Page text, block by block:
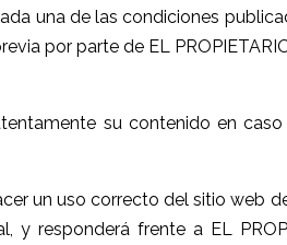
una de las condiciones
por parte de EL
su contenido en
un uso correcto del sitio web
y responderá frente a EL